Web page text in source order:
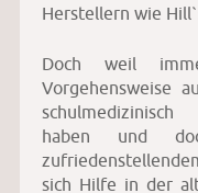
Herstellern wie
Doch weil
Vorgehensweise
haben und
sich Hilfe in der